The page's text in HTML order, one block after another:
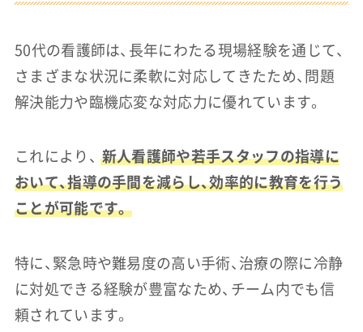
50代の看護師は、長年にわたる現場経験を通じて、
さまざまな状況に柔軟に対応してきたため、問題
解決能力や臨機応変な対応力に優れています。
これにより、
新人看護師や若手スタッフの指導に
おいて、指導の手間を減らし、効率的に教育を行う
ことが可能です。
特に、緊急時や難易度の高い手術、治療の際に冷静
に対処できる経験が豊富なため、チーム内でも信
頼されています。